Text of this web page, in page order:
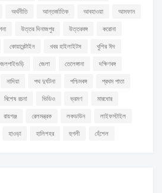
অর্থনীতি আন্তর্জাতিক আবহাওয়া
আমফান
উত্তর দিনাজপুর উত্তরবঙ্গ
করোনা
কোয়ারেন্টাইন খবর হাইলাইটস
খুশির ঈদ
জলপাইগুড়ি জেলা তেলেঙ্গানা
দক্ষিণবঙ্গ
নাদিয়া পথ দুর্ঘটনা পশ্চিমবঙ্গ
প্রথম পাতা
বিশেষ রচনা ভিডিও ভ্রমণ
মারধোর
রায়গঞ্জ রেলমন্ত্রক লকডাউন
লাইফস্টাইল
হাওড়া হালিশহর হুগলী হেঁশেল